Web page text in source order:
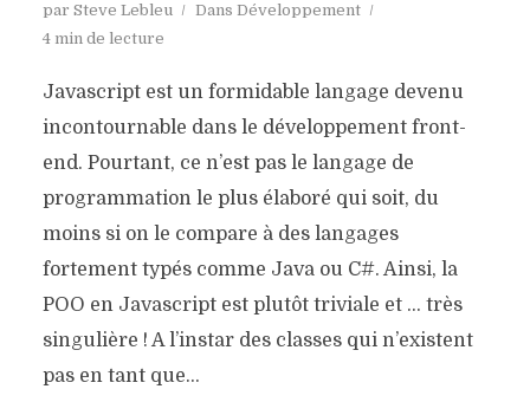
par Steve Lebleu Dans Développement
4 min de lecture
Javascript est un formidable langage devenu
incontournable dans le développement front-
end. Pourtant, ce n’est pas le langage de
programmation le plus élaboré qui soit, du
moins si on le compare à des langages
fortement typés comme Java ou C#. Ainsi, la
POO en Javascript est plutôt triviale et … très
singulière ! A l’instar des classes qui n’existent
pas en tant que...